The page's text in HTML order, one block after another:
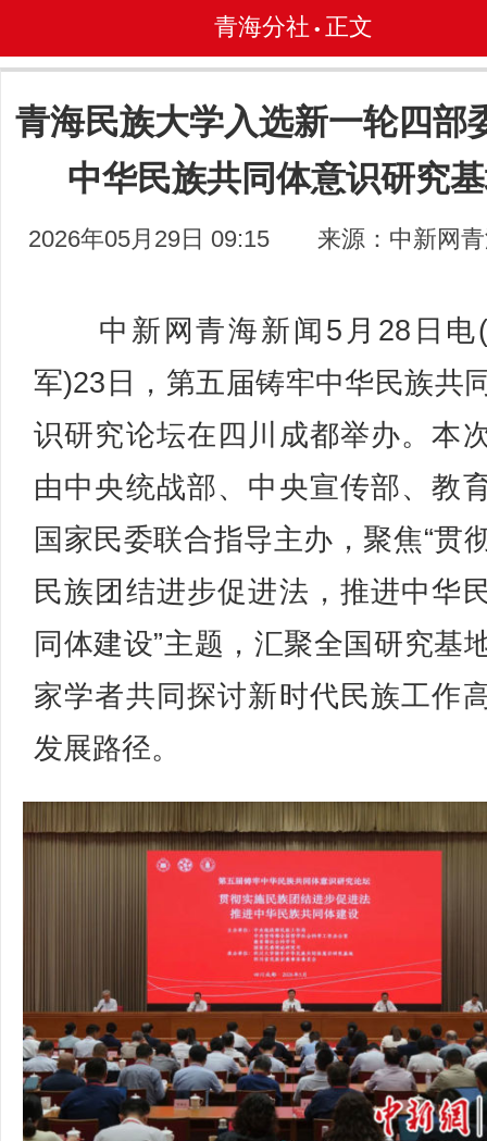
青海分社 • 正文
青海民族大学入选新一轮四部
中华民族共同体意识研究
2026年05月29日 09:15 来源：中新网
中新网青海新闻5月28日电
军)23日，第五届铸牢中华民族共
识研究论坛在四川成都举办。本
由中央统战部、中央宣传部、教
国家民委联合指导主办，聚焦“贯
民族团结进步促进法，推进中华
同体建设”主题，汇聚全国研究基
家学者共同探讨新时代民族工作
发展路径。